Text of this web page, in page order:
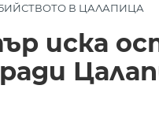
В ЦАЛАПИЦА
иска